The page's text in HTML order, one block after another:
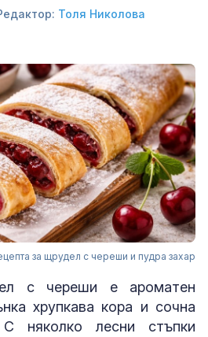
Толя Николова
за щрудел с череши и пудра захар
с череши е ароматен
хрупкава кора и сочна
няколко лесни стъпки